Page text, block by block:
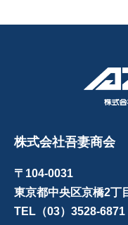
株式会社吾妻商会
〒104-0031
東京都中央区京橋2丁
TEL（03）3528-